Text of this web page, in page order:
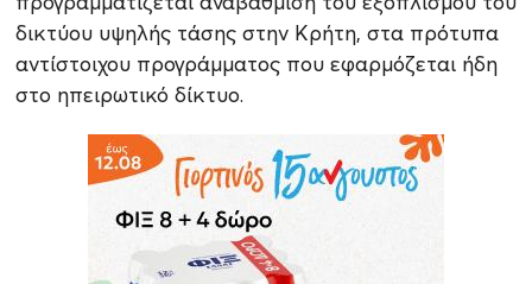
δικτύου υψηλής τάσης στην Κρήτη, στα πρότυπα
αντίστοιχου προγράμματος που εφαρμόζεται ήδη
στο ηπειρωτικό δίκτυο.